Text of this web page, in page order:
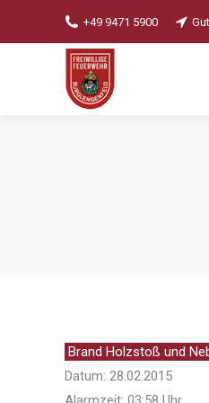
+49 9471 5900
Brand Holzstoß und
Datum: 28.02.2015